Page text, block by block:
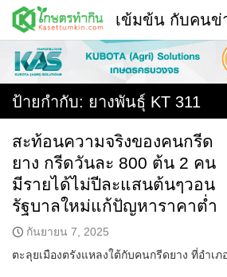
Skip
content
พืช
หน้าแรก
แวดวงเกษตร
ใคร ทำอะไร ที่ไหน
สถานีข่าววันนี้
เข้มข้น กับคนข่
ป้ายกำกับ: ยางพันธุ์ KT 311
สะท้อนความจริงของคนกรีด
ยาง กรีดวันละ 800 ต้น 2 คน
มีรายได้ไม่ปีละแสนต้นๆวอน
รัฐบาลใหม่แก้ปัญหาราคาต่ำ
กันยายน 7, 2025
ตะลุยเมืองตรังแหลงใต้กับคนกรีดยาง ที่อำเ